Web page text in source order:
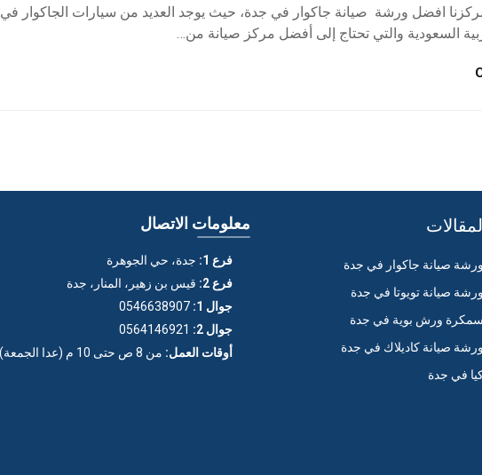
افضل ورشة صيانة جاكوار في جدة، حيث يوجد العديد من سيارات الجاكوار في
السعودية والتي تحتاج إلى أفضل مركز صيانة من…
صيانة جاكوار في جدة
صيانة تويوتا في جدة
ورش بوية في جدة
صيانة كاديلاك في جدة
في جدة
معلومات الاتصال
فرع 1:
جدة، حي الجوهرة
فرع 2:
قيس بن زهير، المنار، جدة
جوال 1:
0546638907
جوال 2:
0564146921
أوقات العمل: من 8 ص حتى 10 م (عدا الجمعة)